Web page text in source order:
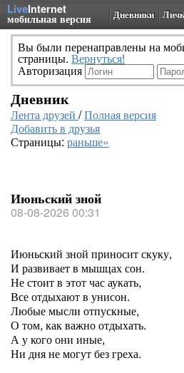
LiveInternet
мобильная версия Дневники
Вы были перенаправлены на
страницы. Вернуться!
Авторизация
Дневник
Лента друзей /Полная версия
Добавить в друзья
Страницы: раньше»
Июньский зной
08-08-2026 00:31
Июньский зной приносит скуку,
И развивает в мышцах сон.
Не стоит в этот час аукать,
Все отдыхают в унисон.
Любые мысли отпускные,
О том, как важно отдыхать.
А у кого они иные,
Ни дня не могут без греха.